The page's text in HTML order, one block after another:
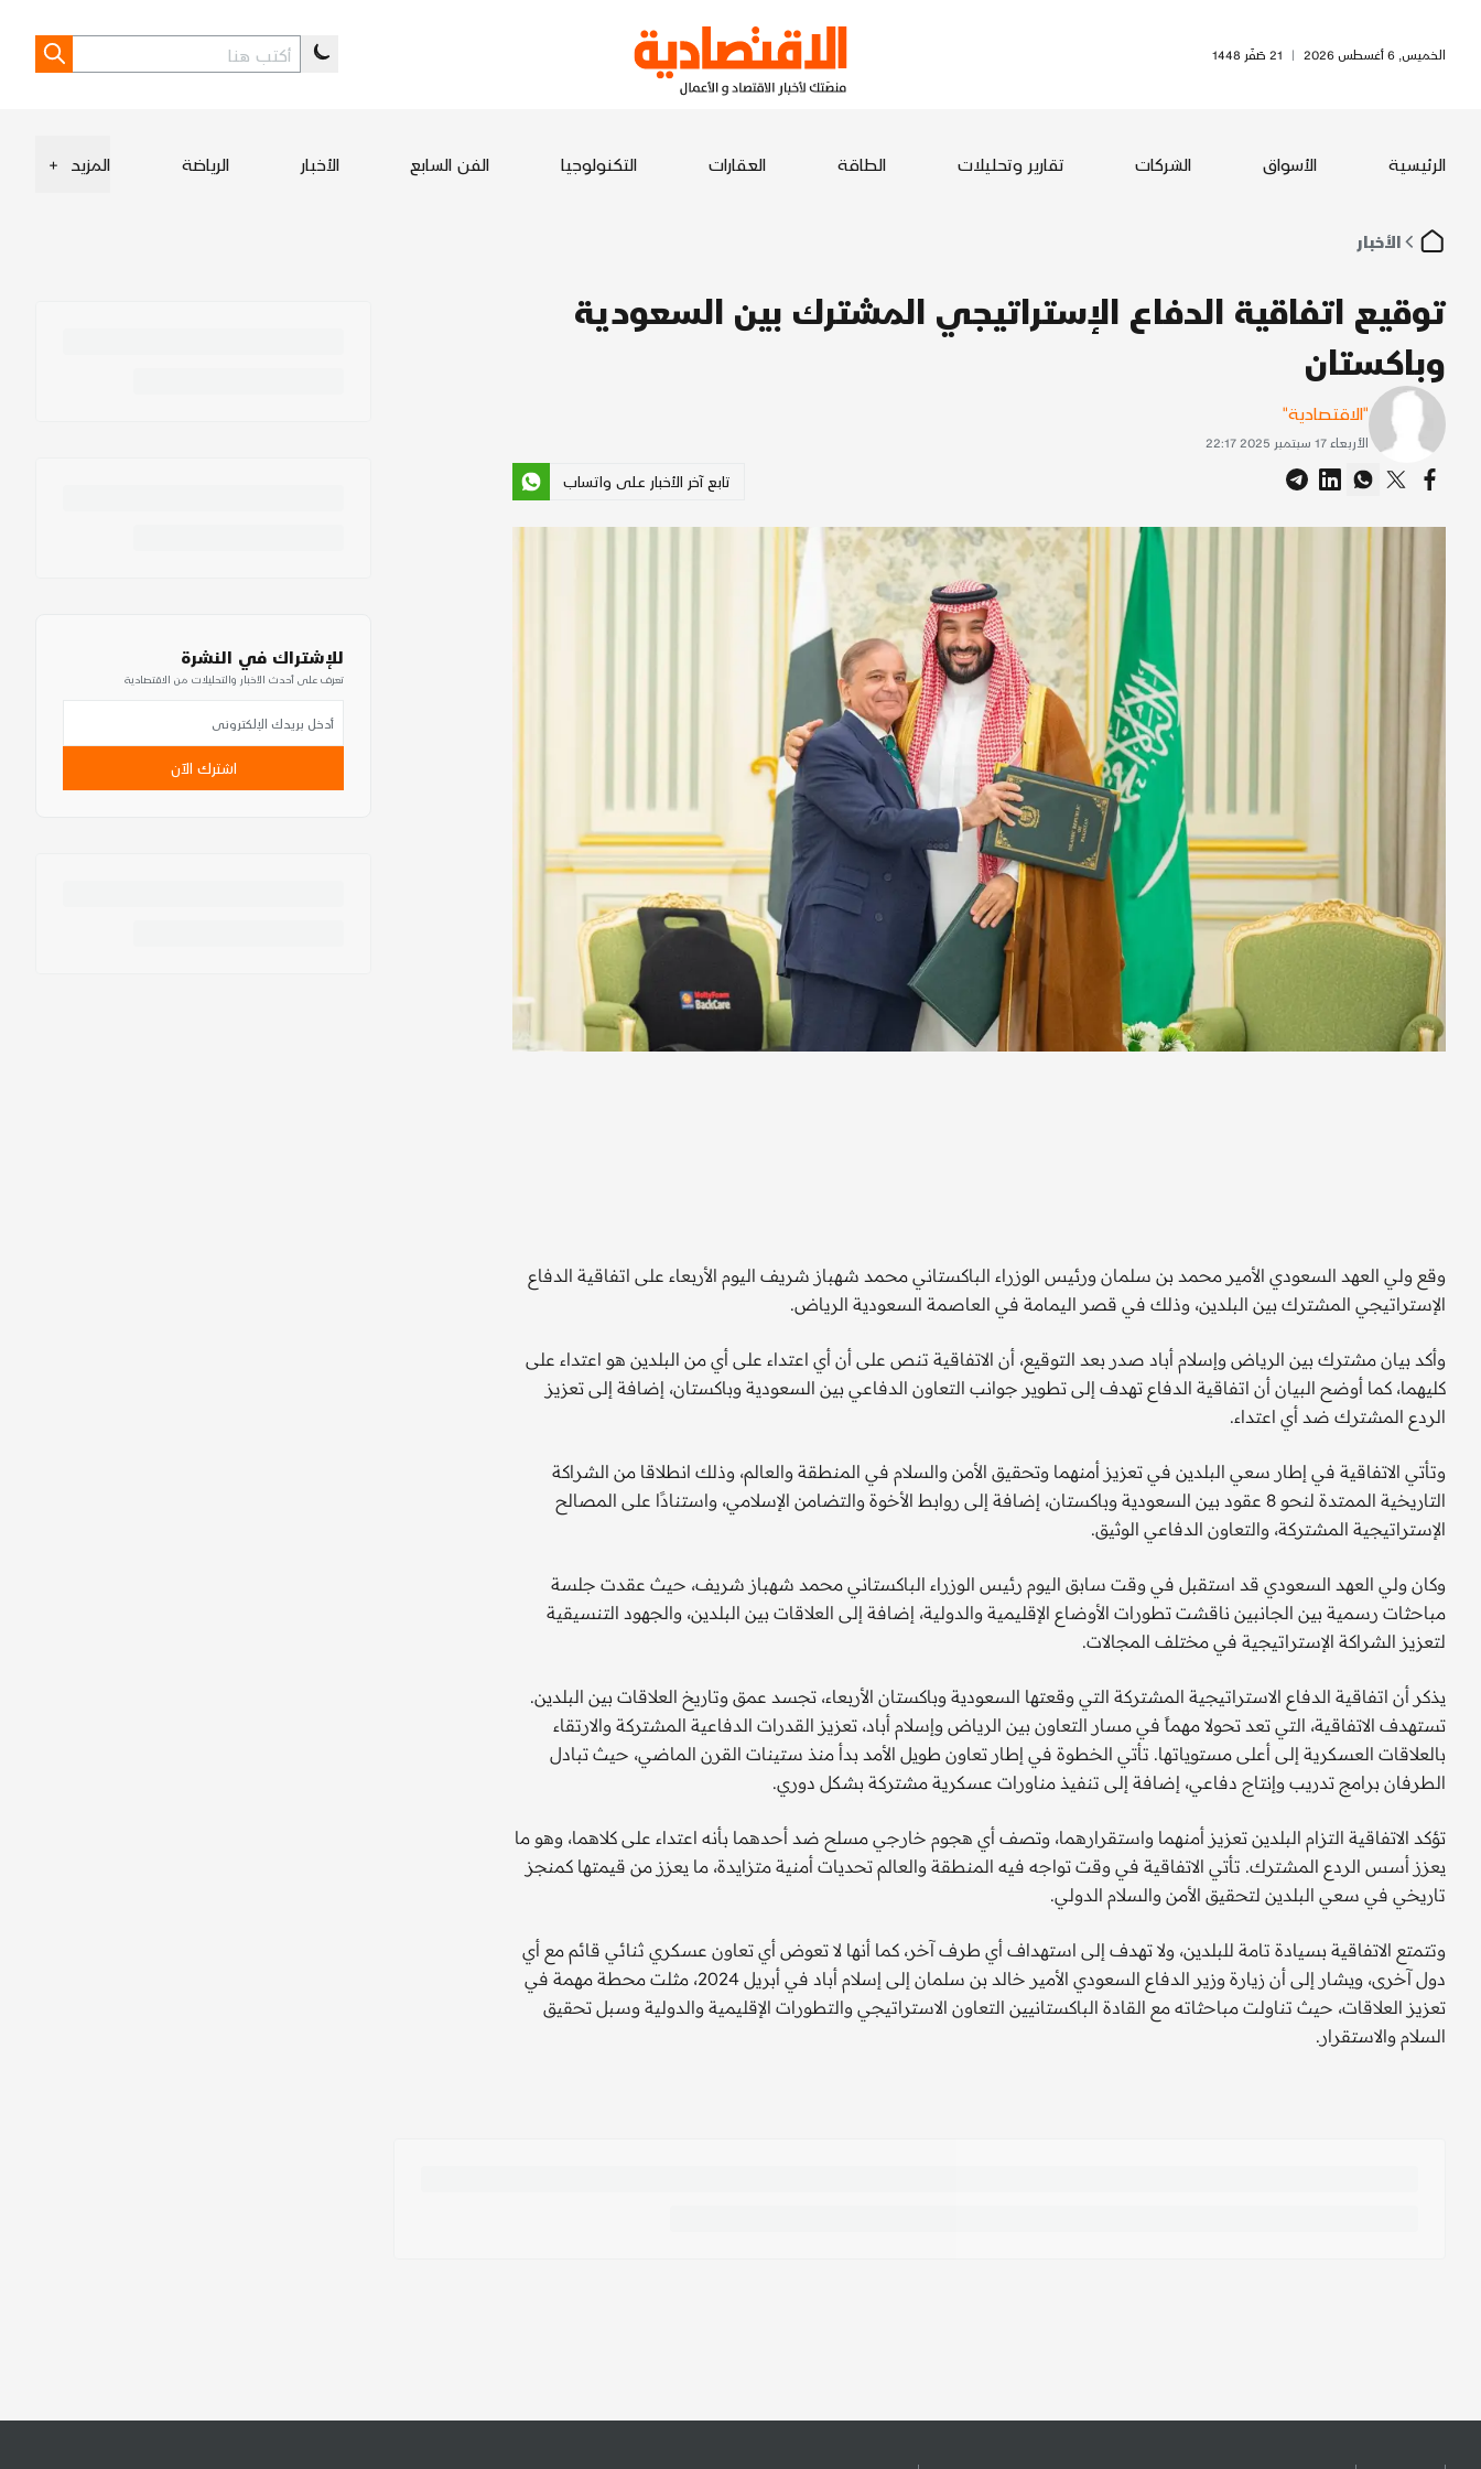
الخميس, 6 أغسطس 2026 | 21 صَفَر 1448
الرئيسية الأسواق الشركات تقارير وتحليلات الطاقة العقارات التكنولوجيا الفن السابع الأخبار الرياضة المزيد +
الأخبار
توقيع اتفاقية الدفاع الإستراتيجي المشترك بين السعودية
وباكستان
"الاقتصادية"
الأربعاء 17 سبتمبر 2025 22:17
تابع آخر الأخبار على واتساب
وقع ولي العهد السعودي الأمير محمد بن سلمان ورئيس الوزراء الباكستاني محمد شهباز شريف اليوم الأربعاء على اتفاقية الدفاع
الإستراتيجي المشترك بين البلدين، وذلك في قصر اليمامة في العاصمة السعودية الرياض.
وأكد بيان مشترك بين الرياض وإسلام أباد صدر بعد التوقيع، أن الاتفاقية تنص على أن أي اعتداء على أي من البلدين هو اعتداء على
كليهما، كما أوضح البيان أن اتفاقية الدفاع تهدف إلى تطوير جوانب التعاون الدفاعي بين السعودية وباكستان، إضافة إلى تعزيز
الردع المشترك ضد أي اعتداء.
وتأتي الاتفاقية في إطار سعي البلدين في تعزيز أمنهما وتحقيق الأمن والسلام في المنطقة والعالم، وذلك انطلاقا من الشراكة
التاريخية الممتدة لنحو 8 عقود بين السعودية وباكستان، إضافة إلى روابط الأخوة والتضامن الإسلامي، واستنادًا على المصالح
الإستراتيجية المشتركة، والتعاون الدفاعي الوثيق.
وكان ولي العهد السعودي قد استقبل في وقت سابق اليوم رئيس الوزراء الباكستاني محمد شهباز شريف، حيث عقدت جلسة
مباحثات رسمية بين الجانبين ناقشت تطورات الأوضاع الإقليمية والدولية، إضافة إلى العلاقات بين البلدين، والجهود التنسيقية
لتعزيز الشراكة الإستراتيجية في مختلف المجالات.
يذكر أن اتفاقية الدفاع الاستراتيجية المشتركة التي وقعتها السعودية وباكستان الأربعاء، تجسد عمق وتاريخ العلاقات بين البلدين.
تستهدف الاتفاقية، التي تعد تحولا مهماً في مسار التعاون بين الرياض وإسلام أباد، تعزيز القدرات الدفاعية المشتركة والارتقاء
بالعلاقات العسكرية إلى أعلى مستوياتها. تأتي الخطوة في إطار تعاون طويل الأمد بدأ منذ ستينات القرن الماضي، حيث تبادل
الطرفان برامج تدريب وإنتاج دفاعي، إضافة إلى تنفيذ مناورات عسكرية مشتركة بشكل دوري.
تؤكد الاتفاقية التزام البلدين تعزيز أمنهما واستقرارهما، وتصف أي هجوم خارجي مسلح ضد أحدهما بأنه اعتداء على كلاهما، وهو ما
يعزز أسس الردع المشترك. تأتي الاتفاقية في وقت تواجه فيه المنطقة والعالم تحديات أمنية متزايدة، ما يعزز من قيمتها كمنجز
تاريخي في سعي البلدين لتحقيق الأمن والسلام الدولي.
وتتمتع الاتفاقية بسيادة تامة للبلدين، ولا تهدف إلى استهداف أي طرف آخر، كما أنها لا تعوض أي تعاون عسكري ثنائي قائم مع أي
دول آخرى، ويشار إلى أن زيارة وزير الدفاع السعودي الأمير خالد بن سلمان إلى إسلام أباد في أبريل 2024، مثلت محطة مهمة في
تعزيز العلاقات، حيث تناولت مباحثاته مع القادة الباكستانيين التعاون الاستراتيجي والتطورات الإقليمية والدولية وسبل تحقيق
السلام والاستقرار.
للإشتراك في النشرة
تعرف على أحدث الأخبار والتحليلات من الاقتصادية
اشترك الآن